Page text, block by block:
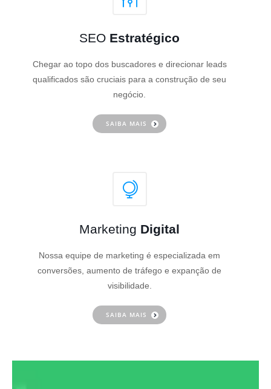
SEO Estratégico
Chegar ao topo dos buscadores e direcionar leads
qualificados são cruciais para a construção de seu
negócio.
SAIBA MAIS
Marketing Digital
Nossa equipe de marketing é especializada em
conversões, aumento de tráfego e expanção de
visibilidade.
SAIBA MAIS